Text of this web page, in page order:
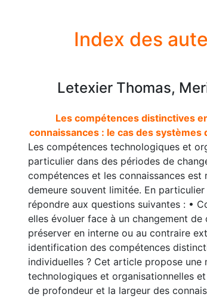
Index des
Letexier Thomas,
Les compétences distinctives
connaissances : le cas des
Les compétences technologiques et
particulier dans des périodes de
compétences et les connaissances
demeure souvent limitée. En
répondre aux questions suivantes : •
elles évoluer face à un changement
préserver en interne ou au contraire
identification des compétences
individuelles ? Cet article propose
technologiques et organisationnelles
de profondeur et la largeur des